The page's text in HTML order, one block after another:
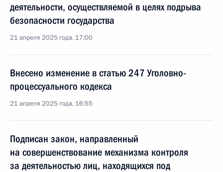
деятельности, осуществляемой в целях подрыва
безопасности государства
21 апреля 2025 года, 17:00
Внесено изменение в статью 247 Уголовно-
процессуального кодекса
21 апреля 2025 года, 16:55
Подписан закон, направленный
на совершенствование механизма контроля
за деятельностью лиц, находящихся под